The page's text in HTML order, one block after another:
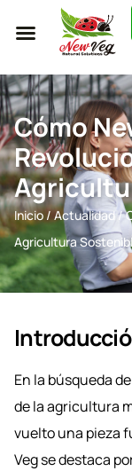
Cómo
Inicio /Actualidad /
Agricultura
En la búsqueda
de la agricultura
vuelto una pieza
Veg se destaca